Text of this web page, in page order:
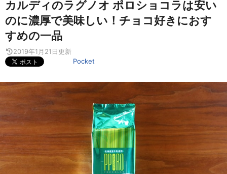
ス
キ
す
る
カルディのラグノオ ポロショコラは安い
のに濃厚で美味しい！チョコ好きにおす
すめの一品
2019年1月21日更新
Pocket